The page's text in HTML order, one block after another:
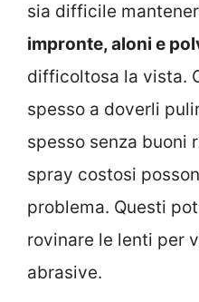
sia difficile
impronte, aloni e
difficoltosa la vista.
spesso a doverli
spesso senza buoni
spray costosi
problema. Questi
rovinare le lenti per
abrasive.